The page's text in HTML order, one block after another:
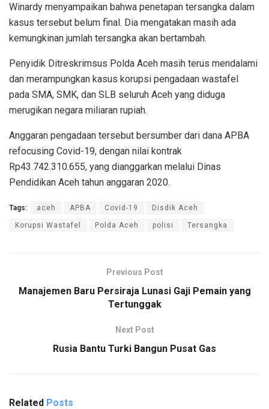
Winardy menyampaikan bahwa penetapan tersangka dalam
kasus tersebut belum final. Dia mengatakan masih ada
kemungkinan jumlah tersangka akan bertambah.
Penyidik Ditreskrimsus Polda Aceh masih terus mendalami
dan merampungkan kasus korupsi pengadaan wastafel
pada SMA, SMK, dan SLB seluruh Aceh yang diduga
merugikan negara miliaran rupiah.
Anggaran pengadaan tersebut bersumber dari dana APBA
refocusing Covid-19, dengan nilai kontrak
Rp43.742.310.655, yang dianggarkan melalui Dinas
Pendidikan Aceh tahun anggaran 2020.
Tags: aceh APBA Covid-19 Disdik Aceh
Korupsi Wastafel Polda Aceh polisi Tersangka
Previous Post
Manajemen Baru Persiraja Lunasi Gaji Pemain yang
Tertunggak
Next Post
Rusia Bantu Turki Bangun Pusat Gas
Related Posts